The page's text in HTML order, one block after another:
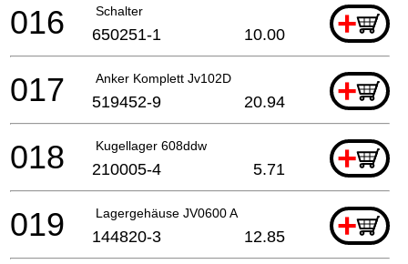
Schalter +
016 650251-1 10.00
Anker Komplett Jv102D +
017 519452-9 20.94
Kugellager 608ddw +
018 210005-4 5.71
Lagergehäuse JV0600 A +
019 144820-3 12.85